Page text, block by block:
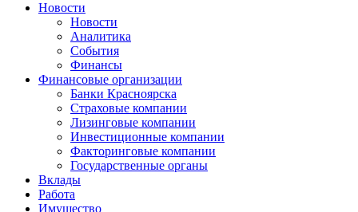
Новости
Новости
Аналитика
События
Финансы
Финансовые организации
Банки Красноярска
Страховые компании
Лизинговые компании
Инвестиционные компании
Факторинговые компании
Государственные органы
Вклады
Работа
Имущество